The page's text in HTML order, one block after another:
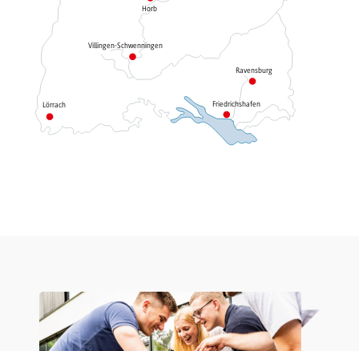
Villingen-Schwenningen
Lörrach
Ravensburg
Friedrichshafen
Horb